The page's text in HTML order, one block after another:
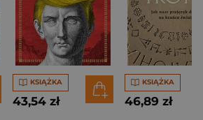
KSIĄŻKA
43,54 zł
KSIĄŻKA
46,89 zł